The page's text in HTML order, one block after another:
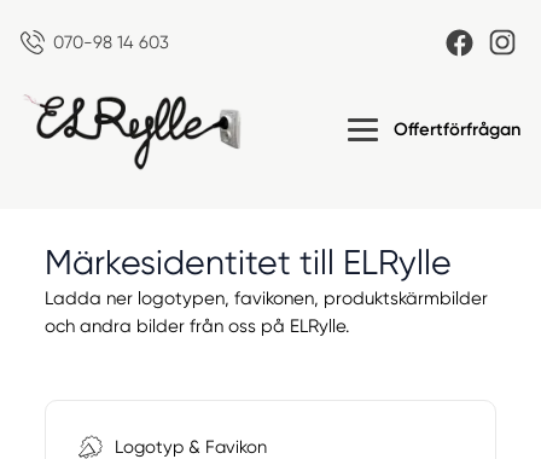
070-98 14 603
Offertförfrågan
Märkesidentitet till ELRylle
Ladda ner logotypen, favikonen, produktskärmbilder
och andra bilder från oss på ELRylle.
Logotyp & Favikon